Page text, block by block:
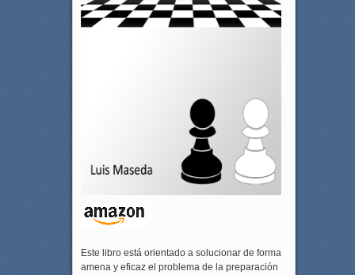
Este libro está orientado a solucionar de forma
amena y eficaz el problema de la preparación